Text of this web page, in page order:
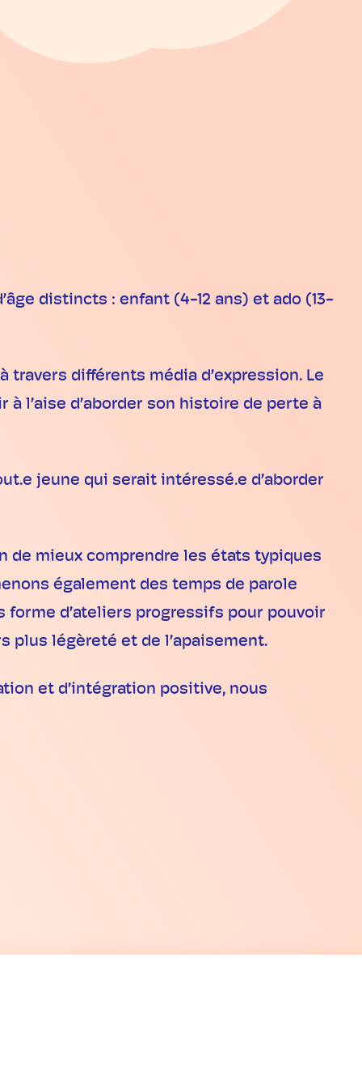
distincts : enfant (4-12 ans) et ado (13-
différents média d’expression. Le
l’aise d’aborder son histoire de perte à
jeune qui serait intéressé.e d’aborder
de mieux comprendre les états typiques
également des temps de parole
d’ateliers progressifs pour pouvoir
plus légèreté et de l’apaisement.
et d’intégration positive, nous